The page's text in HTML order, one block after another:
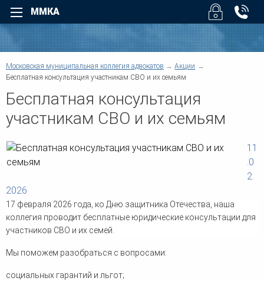
Назад
Структура коллегии
Новости коллегии
Назад
Услуги
Для физических лиц
Назад
Для физических лиц
Уголовные дела
Возмещение вреда
Помощь при ДТП
Семейные споры
Банковское право
Военное право
Назад
Для юридических лиц
Арбитраж
Налоговые споры
Юридическое
задолженности
Административные споры
Договорные отношения
Компенсация ущерба
Споры по недвижимости
Информационные базы
Назад
Верховный Суд РФ -
Другие суды
ММКА
Московская муниципальная коллегия адвокатов
Акции
Бесплатная консультация участникам СВО и их семьям
Бесплатная консультация
участникам СВО и их семьям
11
.0
2.
2026
17 февраля 2026 года, ко Дню защитника Отечества, наша
коллегия проводит бесплатные юридические консультации для
участников СВО и их семей.
Мы поможем разобраться с вопросами:
социальных гарантий и льгот;